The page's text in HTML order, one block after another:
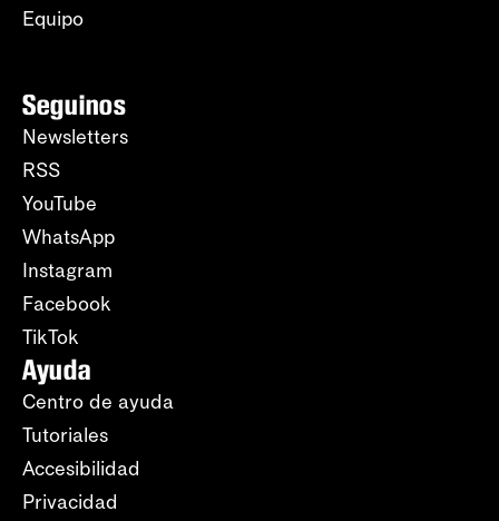
Equipo
Seguinos
Newsletters
RSS
YouTube
WhatsApp
Instagram
Facebook
TikTok
Ayuda
Centro de ayuda
Tutoriales
Accesibilidad
Privacidad